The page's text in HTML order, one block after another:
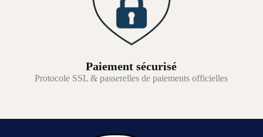
Paiement sécurisé
Protocole SSL & passerelles de paiements officielles